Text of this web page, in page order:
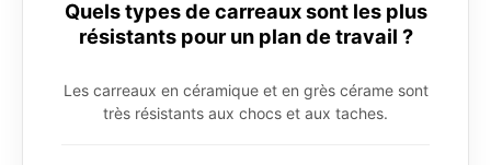
Quels types de carreaux sont les plus
résistants pour un plan de travail ?
Les carreaux en céramique et en grès cérame sont
très résistants aux chocs et aux taches.